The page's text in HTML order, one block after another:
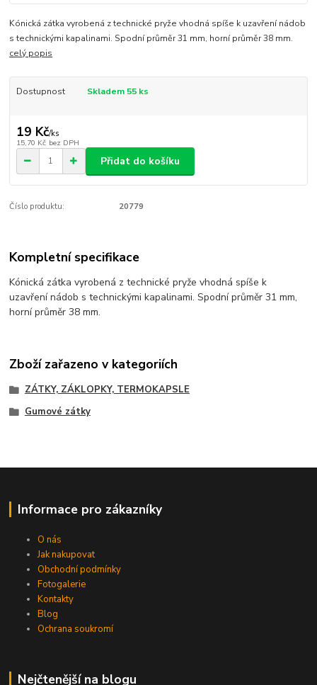
Kónická zátka vyrobená z technické pryže vhodná spíše k uzavření nádob
s technickými kapalinami. Spodní průměr 31 mm, horní průměr 38 mm.
celý popis
Dostupnost Skladem 55 ks
19 Kč/ks
15,70 Kč bez DPH
Přidat do košíku
Číslo produktu: 20779
Kompletní specifikace
Kónická zátka vyrobená z technické pryže vhodná spíše k
uzavření nádob s technickými kapalinami. Spodní průměr 31 mm,
horní průměr 38 mm.
Zboží zařazeno v kategoriích
ZÁTKY, ZÁKLOPKY, TERMOKAPSLE
Gumové zátky
Informace pro zákazníky
O nás
Jak nakupovat
Obchodní podmínky
Fotogalerie
Kontakty
Blog
Ochrana soukromí
Nejčtenější na blogu